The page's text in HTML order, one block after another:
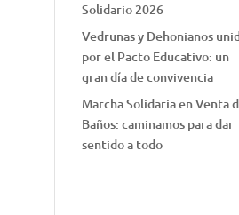
Solidario 2026
Vedrunas y Dehonianos
por el Pacto Educativo: un
gran día de convivencia
Marcha Solidaria en Venta
Baños: caminamos para dar
sentido a todo